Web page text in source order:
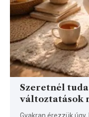
Szeretnél
változtatások
Gyakran érezzük